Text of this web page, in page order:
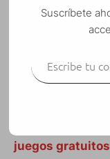
M.
Gratis
juegos gratuitos
Suscríbete